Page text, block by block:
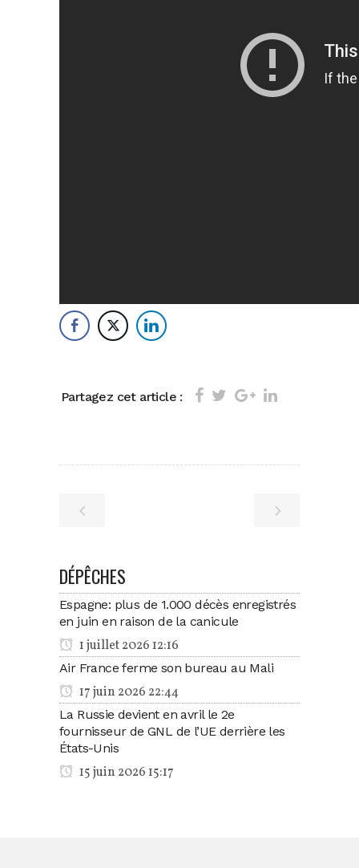
Partagez cet article :
DÉPÊCHES
Espagne: plus de 1.000 décès enregistrés
en juin en raison de la canicule
1 juillet 2026 12:16
Air France ferme son bureau au Mali
17 juin 2026 22:44
La Russie devient en avril le 2e
fournisseur de GNL de l’UE derrière les
États-Unis
15 juin 2026 15:17